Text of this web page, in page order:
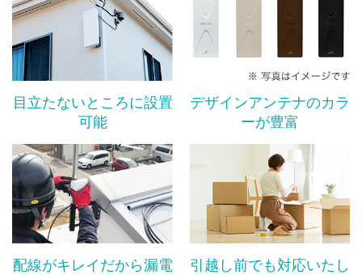
目立たないところに設置
可能
デザインアンテナのカラ
ーが豊富
配線がキレイだから漏電
引越し前でも対応いたし